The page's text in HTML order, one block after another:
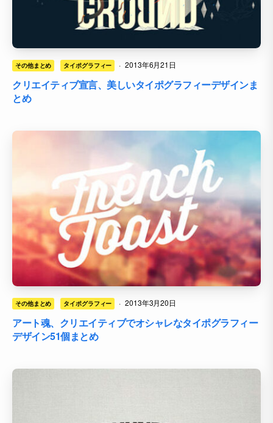
その他まとめ タイポグラフィー · 2013年6月21日
クリエイティブ宣言、美しいタイポグラフィーデザインま
とめ
その他まとめ タイポグラフィー · 2013年3月20日
アート魂、クリエイティブでオシャレなタイポグラフィー
デザイン51個まとめ